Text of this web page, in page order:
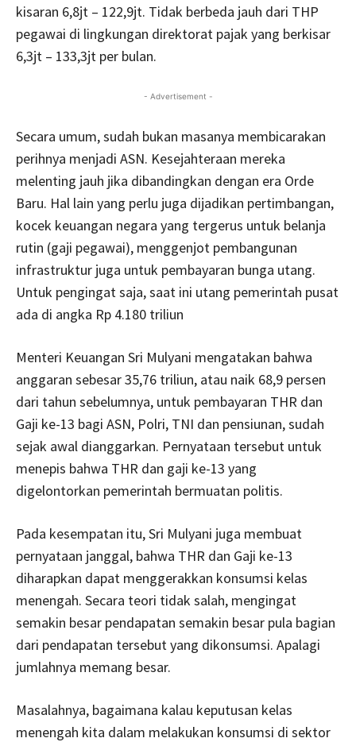
kisaran 6,8jt – 122,9jt. Tidak berbeda jauh dari THP
pegawai di lingkungan direktorat pajak yang berkisar
6,3jt – 133,3jt per bulan.
- Advertisement -
Secara umum, sudah bukan masanya membicarakan
perihnya menjadi ASN. Kesejahteraan mereka
melenting jauh jika dibandingkan dengan era Orde
Baru. Hal lain yang perlu juga dijadikan pertimbangan,
kocek keuangan negara yang tergerus untuk belanja
rutin (gaji pegawai), menggenjot pembangunan
infrastruktur juga untuk pembayaran bunga utang.
Untuk pengingat saja, saat ini utang pemerintah pusat
ada di angka Rp 4.180 triliun
Menteri Keuangan Sri Mulyani mengatakan bahwa
anggaran sebesar 35,76 triliun, atau naik 68,9 persen
dari tahun sebelumnya, untuk pembayaran THR dan
Gaji ke-13 bagi ASN, Polri, TNI dan pensiunan, sudah
sejak awal dianggarkan. Pernyataan tersebut untuk
menepis bahwa THR dan gaji ke-13 yang
digelontorkan pemerintah bermuatan politis.
Pada kesempatan itu, Sri Mulyani juga membuat
pernyataan janggal, bahwa THR dan Gaji ke-13
diharapkan dapat menggerakkan konsumsi kelas
menengah. Secara teori tidak salah, mengingat
semakin besar pendapatan semakin besar pula bagian
dari pendapatan tersebut yang dikonsumsi. Apalagi
jumlahnya memang besar.
Masalahnya, bagaimana kalau keputusan kelas
menengah kita dalam melakukan konsumsi di sektor